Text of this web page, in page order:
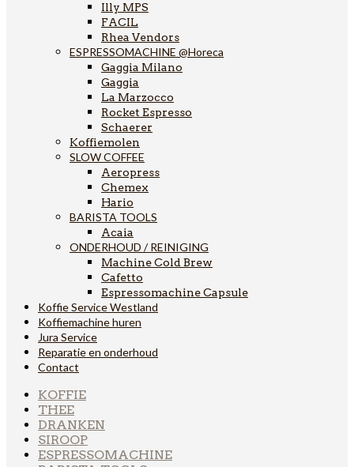
Illy MPS
FACIL
Rhea Vendors
ESPRESSOMACHINE @Horeca
Gaggia Milano
Gaggia
La Marzocco
Rocket Espresso
Schaerer
Koffiemolen
SLOW COFFEE
Aeropress
Chemex
Hario
BARISTA TOOLS
Acaia
ONDERHOUD / REINIGING
Machine Cold Brew
Cafetto
Espressomachine Capsule
Koffie Service Westland
Koffiemachine huren
Jura Service
Reparatie en onderhoud
Contact
KOFFIE
THEE
DRANKEN
SIROOP
ESPRESSOMACHINE